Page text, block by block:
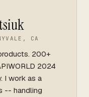
CA
200+
2024
I work as a
-- handling